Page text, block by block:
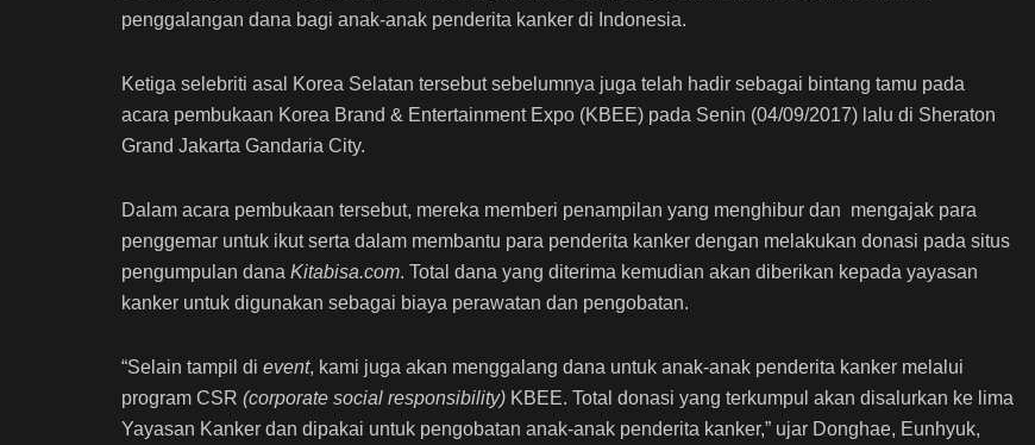
penggalangan dana bagi anak-anak penderita kanker di Indonesia.
Ketiga selebriti asal Korea Selatan tersebut sebelumnya juga telah hadir sebagai bintang tamu pada
acara pembukaan Korea Brand & Entertainment Expo (KBEE) pada Senin (04/09/2017) lalu di Sheraton
Grand Jakarta Gandaria City.
Dalam acara pembukaan tersebut, mereka memberi penampilan yang menghibur dan mengajak para
penggemar untuk ikut serta dalam membantu para penderita kanker dengan melakukan donasi pada situs
pengumpulan dana Kitabisa.com. Total dana yang diterima kemudian akan diberikan kepada yayasan
kanker untuk digunakan sebagai biaya perawatan dan pengobatan.
“Selain tampil di event, kami juga akan menggalang dana untuk anak-anak penderita kanker melalui
program CSR (corporate social responsibility) KBEE. Total donasi yang terkumpul akan disalurkan ke lima
Yayasan Kanker dan dipakai untuk pengobatan anak-anak penderita kanker,” ujar Donghae, Eunhyuk,